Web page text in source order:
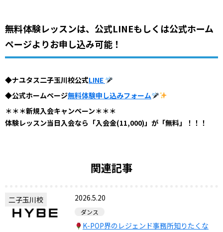
無料体験レッスンは、公式LINEもしくは公式ホーム
ページよりお申し込み可能！
◆ナユタス二子玉川校公式LINE
◆公式ホームページ無料体験申し込みフォーム
＊＊＊新規入会キャンペーン＊＊＊
体験レッスン当日入会なら「入会金(11,000)」が「無料」！！！
関連記事
二子玉川校 2026.5.20
ダンス
K-POP界のレジェンド事務所知りたくな